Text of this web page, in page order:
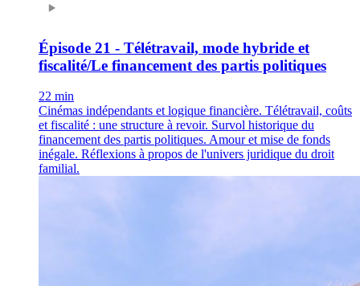
Épisode 21 - Télétravail, mode hybride et
fiscalité/Le financement des partis politiques
22 min
Cinémas indépendants et logique financière. Télétravail, coûts
et fiscalité : une structure à revoir. Survol historique du
financement des partis politiques. Amour et mise de fonds
inégale. Réflexions à propos de l'univers juridique du droit
familial.